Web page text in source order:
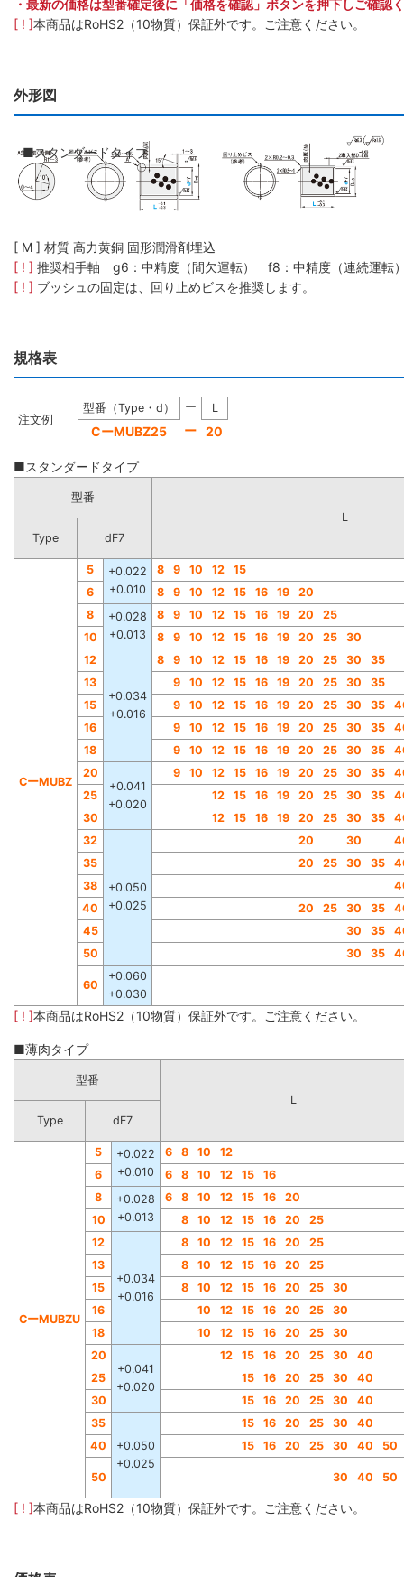
・最新の価格は型番確定後に「価格を確認」ボタンを押下しご確認
[ ! ]本商品はRoHS2（10物質）保証外です。ご注意ください。
外形図
■スタンダードタイプ
[ M ] 材質 高力黄銅 固形潤滑剤埋込
[ ! ] 推奨相手軸 g6：中精度（間欠運転） f8：中精度（連続運
[ ! ] ブッシュの固定は、回り止めビスを推奨します。
規格表
注文例
型番（Type・d） ー L
CーMUBZ25 ー 20
■スタンダードタイプ
型番
L
Type
dF7
CーMUBZ
5
+0.022
+0.010
8 9 10 12
15
6
8 9 10 12 15 16 19
20
8
+0.028
+0.013
8 9 10 12 15 16 19 20
25
10
8 9 10 12 15 16 19 20 25
30
12
+0.034
+0.016
8 9 10 12 15 16 19 20 25 30
35
13
9 10 12 15 16 19 20 25 30
35
15
9 10 12 15 16 19 20 25 30 35
16
9 10 12 15 16 19 20 25 30 35
18
9 10 12 15 16 19 20 25 30 35
20
+0.041
+0.020
9 10 12 15 16 19 20 25 30 35
25
12 15 16 19 20 25 30 35
30
12 15 16 19 20 25 30 35
32
+0.050
+0.025
20 30
35
20 25 30 35
38
40
20 25 30 35
45
30 35
50
30 35
60
+0.060
+0.030
[ ! ]本商品はRoHS2（10物質）保証外です。ご注意ください。
■薄肉タイプ
型番
L
Type
dF7
CーMUBZU
5
+0.022
+0.010
6 8 10
12
6
6 8 10 12 15
16
8
+0.028
+0.013
6 8 10 12 15 16
20
10
8 10 12 15 16 20
25
12
+0.034
+0.016
8 10 12 15 16 20
25
13
8 10 12 15 16 20
25
15
8 10 12 15 16 20 25
30
16
10 12 15 16 20 25
30
18
10 12 15 16 20 25
30
20
+0.041
+0.020
12 15 16 20 25 30
40
25
15 16 20 25 30
40
30
15 16 20 25 30
40
35
+0.050
+0.025
15 16 20 25 30
40
40
15 16 20 25 30 40 50
50 30 40 50
[ ! ]本商品はRoHS2（10物質）保証外です。ご注意ください。